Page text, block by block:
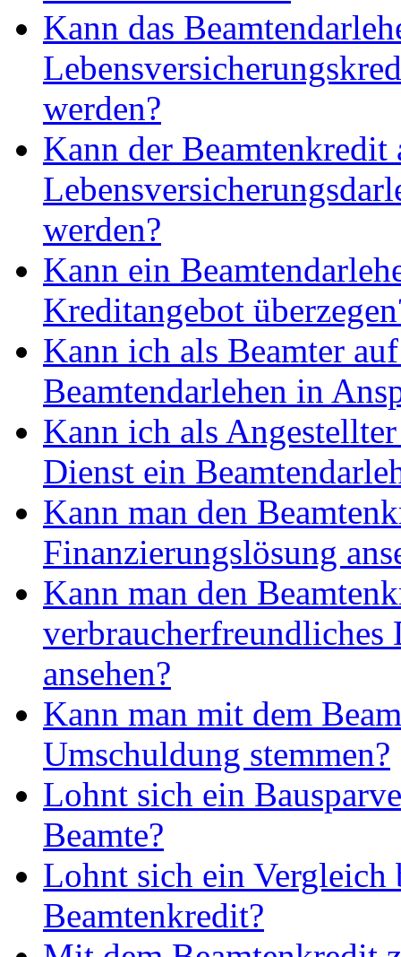
Kann das
werden?
Kann der Beamtenkredit
werden?
Kann ein
Kreditangebot
Kann ich als Beamter
Beamtendarlehen in
Kann ich als
Dienst ein
Kann man den
Finanzierungslösung
Kann man den
verbraucherfreundliches
ansehen?
Kann man mit dem
Umschuldung stemmen?
Lohnt sich ein
Beamte?
Lohnt sich ein Vergleich
Beamtenkredit?